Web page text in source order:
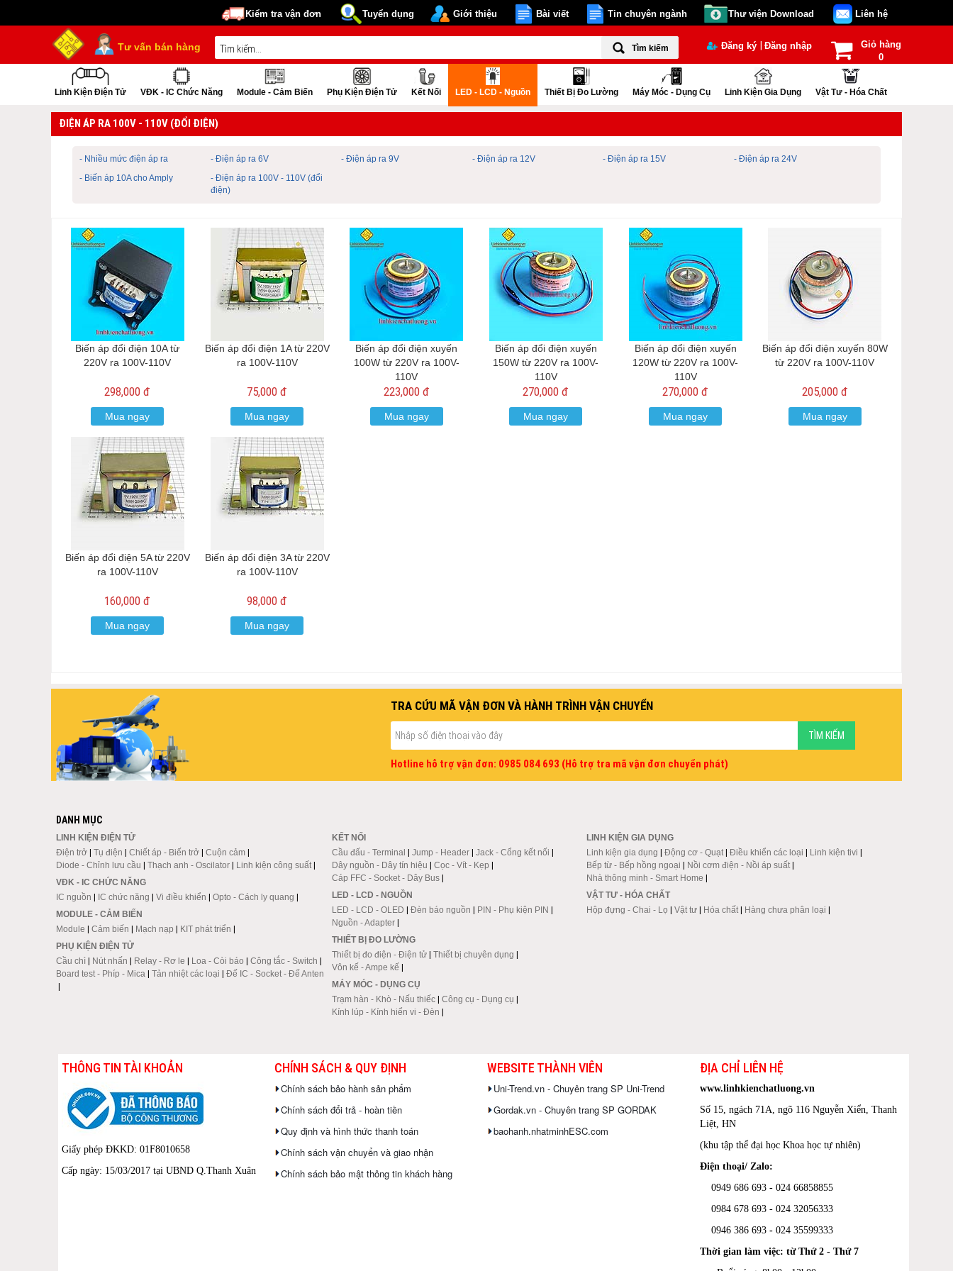
Kiểm tra vận đơn Tuyển dụng Giới thiệu Bài viết Tin chuyên ngành Thư viện Download Liên hệ
Tư vấn bán hàng Tìm kiếm Đăng ký |Đăng nhập
Giỏ hàng
0
Linh Kiện Điện Tử VĐK - IC Chức Năng Module - Cảm Biến Phụ Kiện Điện Tử Kết Nối LED - LCD - Nguồn Thiết Bị Đo Lường Máy Móc - Dụng Cụ Linh Kiện Gia Dụng Vật Tư - Hóa Chất
ĐIỆN ÁP RA 100V - 110V (ĐỔI ĐIỆN)
- Nhiều mức điện áp ra - Điện áp ra 6V - Điện áp ra 9V - Điện áp ra 12V - Điện áp ra 15V
- Điện áp ra 24V
- Biến áp 10A cho Amply
- Điện áp ra 100V - 110V (đổi
điện)
Biến áp đổi điện 10A từ
220V ra 100V-110V
298,000 đ
Mua ngay
Biến áp đổi điện 1A từ 220V
ra 100V-110V
75,000 đ
Mua ngay
Biến áp đổi điện xuyến
100W từ 220V ra 100V-
110V
223,000 đ
Mua ngay
Biến áp đổi điện xuyến
150W từ 220V ra 100V-
110V
270,000 đ
Mua ngay
Biến áp đổi điện xuyến
120W từ 220V ra 100V-
110V
270,000 đ
Mua ngay
Biến áp đổi điện xuyến 80W
từ 220V ra 100V-110V
205,000 đ
Mua ngay
Biến áp đổi điện 5A từ 220V
ra 100V-110V
160,000 đ
Mua ngay
Biến áp đổi điện 3A từ 220V
ra 100V-110V
98,000 đ
Mua ngay
TRA CỨU MÃ VẬN ĐƠN VÀ HÀNH TRÌNH VẬN CHUYỂN
Hotline hỗ trợ vận đơn: 0985 084 693 (Hỗ trợ tra mã vận đơn chuyển phát)
DANH MỤC
LINH KIỆN ĐIỆN TỬ
Điện trở| Tụ điện | Chiết áp - Biến trở| Cuộn cảm|
Diode - Chỉnh lưu cầu | Thạch anh - Oscilator| Linh kiện công suất|
VĐK - IC CHỨC NĂNG
IC nguồn | IC chức năng | Vi điều khiển | Opto - Cách ly quang |
MODULE - CẢM BIẾN
Module | Cảm biến | Mạch nạp | KIT phát triển |
PHỤ KIỆN ĐIỆN TỬ
Cầu chì| Nút nhấn | Relay - Rơ le | Loa - Còi báo | Công tắc - Switch |
Board test - Phíp - Mica | Tản nhiệt các loại | Đế IC - Socket - Đế Anten
|
KẾT NỐI
Cầu đấu - Terminal | Jump - Header| Jack - Cổng kết nối |
Dây nguồn - Dây tín hiệu | Cọc - Vít - Kẹp |
Cáp FFC - Socket - Dây Bus|
LED - LCD - NGUỒN
LED - LCD - OLED | Đèn báo nguồn | PIN - Phụ kiện PIN |
Nguồn - Adapter|
THIẾT BỊ ĐO LƯỜNG
Thiết bị đo điện - Điện tử| Thiết bị chuyên dụng |
Vôn kế - Ampe kế |
MÁY MÓC - DỤNG CỤ
Trạm hàn - Khò - Nấu thiếc| Công cụ - Dụng cụ |
Kính lúp - Kính hiển vi - Đèn |
LINH KIỆN GIA DỤNG
Linh kiện gia dụng |Động cơ - Quạt |Điều khiển các loại | Linh kiện tivi |
Bếp từ - Bếp hồng ngoại | Nồi cơm điện - Nồi áp suất |
Nhà thông minh - Smart Home |
VẬT TƯ - HÓA CHẤT
Hộp đựng - Chai - Lọ |Vật tư | Hóa chất | Hàng chưa phân loại |
THÔNG TIN TÀI KHOẢN
Giấy phép ĐKKD: 01F8010658
Cấp ngày: 15/03/2017 tại UBND Q.Thanh Xuân
CHÍNH SÁCH & QUY ĐỊNH
Chính sách bảo hành sản phẩm
Chính sách đổi trả - hoàn tiền
Quy định và hình thức thanh toán
Chính sách vận chuyển và giao nhận
Chính sách bảo mật thông tin khách hàng
WEBSITE THÀNH VIÊN
Uni-Trend.vn - Chuyên trang SP Uni-Trend
Gordak.vn - Chuyên trang SP GORDAK
baohanh.nhatminhESC.com
ĐỊA CHỈ LIÊN HỆ
www.linhkienchatluong.vn
Số 15, ngách 71A, ngõ 116 Nguyễn Xiển, Thanh
Liệt, HN
(khu tập thể đại học Khoa học tự nhiên)
Điện thoại/ Zalo:
0949 686 693 - 024 66858855
0984 678 693 - 024 32056333
0946 386 693 - 024 35599333
Thời gian làm việc: từ Thứ 2 - Thứ 7